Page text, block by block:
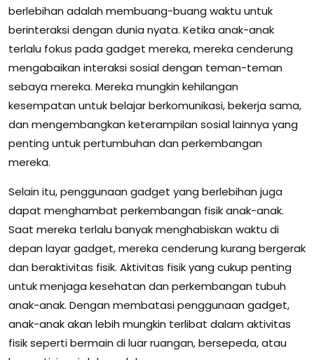
berlebihan adalah membuang-buang waktu untuk
berinteraksi dengan dunia nyata. Ketika anak-anak
terlalu fokus pada gadget mereka, mereka cenderung
mengabaikan interaksi sosial dengan teman-teman
sebaya mereka. Mereka mungkin kehilangan
kesempatan untuk belajar berkomunikasi, bekerja sama,
dan mengembangkan keterampilan sosial lainnya yang
penting untuk pertumbuhan dan perkembangan
mereka.
Selain itu, penggunaan gadget yang berlebihan juga
dapat menghambat perkembangan fisik anak-anak.
Saat mereka terlalu banyak menghabiskan waktu di
depan layar gadget, mereka cenderung kurang bergerak
dan beraktivitas fisik. Aktivitas fisik yang cukup penting
untuk menjaga kesehatan dan perkembangan tubuh
anak-anak. Dengan membatasi penggunaan gadget,
anak-anak akan lebih mungkin terlibat dalam aktivitas
fisik seperti bermain di luar ruangan, bersepeda, atau